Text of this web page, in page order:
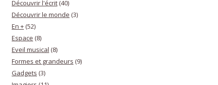
Découvrir l'écrit (40)
Découvrir le monde (3)
En + (52)
Espace (8)
Eveil musical (8)
Formes et grandeurs (9)
Gadgets (3)